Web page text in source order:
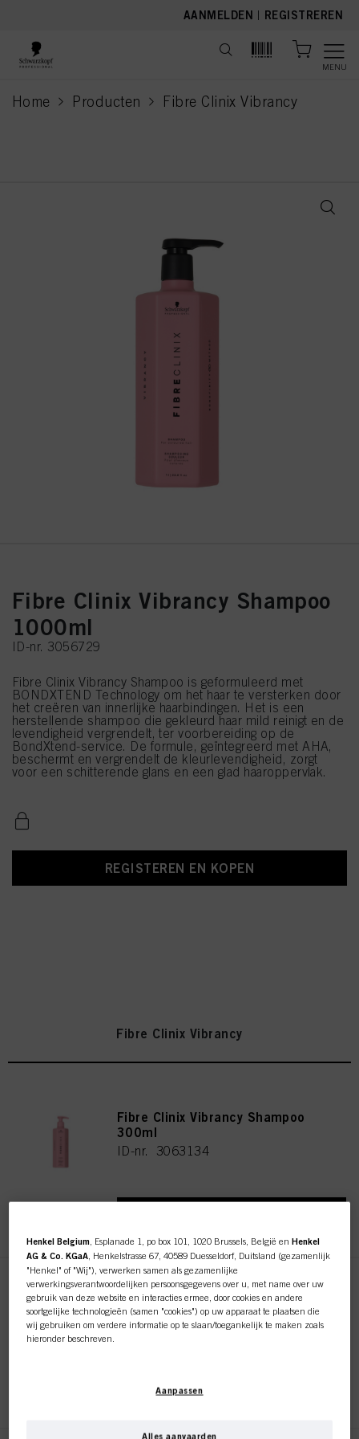
AANMELDEN | REGISTREREN
MENU
Home Producten Fibre Clinix Vibrancy
current page
Fibre Clinix Vibrancy Shampoo
1000ml
ID-nr. 3056729
Fibre Clinix Vibrancy Shampoo is geformuleerd met
BONDXTEND Technology om het haar te versterken door
het creëren van innerlijke haarbindingen. Het is een
herstellende shampoo die gekleurd haar mild reinigt en de
levendigheid vergrendelt, ter voorbereiding op de
BondXtend-service. De formule, geïntegreerd met AHA,
beschermt en vergrendelt de kleurlevendigheid, zorgt
voor een schitterende glans en een glad haaroppervlak.
REGISTEREN EN KOPEN
Fibre Clinix Vibrancy
Fibre Clinix Vibrancy Shampoo
300ml
ID-nr. 3063134
Fibre Clinix Vibrancy Shampoo
1000ml
ID-nr. 3056729
REGISTEREN EN KOPEN
Henkel Belgium , Esplanade 1, po box 101, 1020 Brussels, België enHenkel
AG & Co. KGaA , Henkelstrasse 67, 40589 Duesseldorf, Duitsland (gezamenlijk
"Henkel" of "Wij"), verwerken samen als gezamenlijke
verwerkingsverantwoordelijken persoonsgegevens over u, met name over uw
gebruik van deze website en interacties ermee, door cookies en andere
soortgelijke technologieën (samen "cookies") op uw apparaat te plaatsen die
wij gebruiken om verdere informatie op te slaan/toegankelijk te maken zoals
hieronder beschreven.
aangegeven in onze Gegevensbeschermingsverklaring waarnaar een link in
te meten en te optimaliseren, om u
Aanpassen
Alles aanvaarden